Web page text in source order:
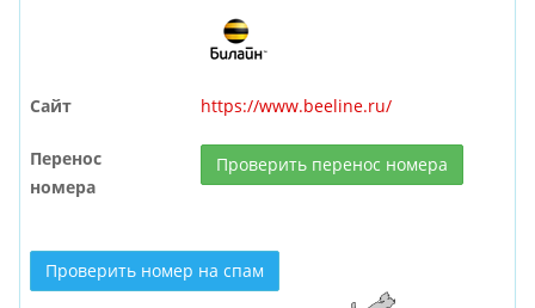
Сайт https://www.beeline.ru/
Перенос
номера
Проверить перенос номера
Проверить номер на спам